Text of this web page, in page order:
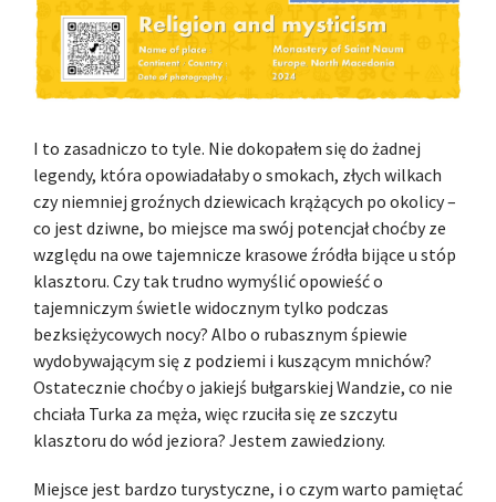
I to zasadniczo to tyle. Nie dokopałem się do żadnej
legendy, która opowiadałaby o smokach, złych wilkach
czy niemniej groźnych dziewicach krążących po okolicy –
co jest dziwne, bo miejsce ma swój potencjał choćby ze
względu na owe tajemnicze krasowe źródła bijące u stóp
klasztoru. Czy tak trudno wymyślić opowieść o
tajemniczym świetle widocznym tylko podczas
bezksiężycowych nocy? Albo o rubasznym śpiewie
wydobywającym się z podziemi i kuszącym mnichów?
Ostatecznie choćby o jakiejś bułgarskiej Wandzie, co nie
chciała Turka za męża, więc rzuciła się ze szczytu
klasztoru do wód jeziora? Jestem zawiedziony.
Miejsce jest bardzo turystyczne, i o czym warto pamiętać